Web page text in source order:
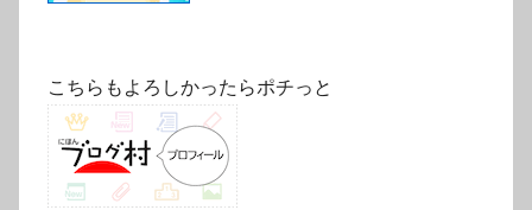
こちらもよろしかったらポチっと